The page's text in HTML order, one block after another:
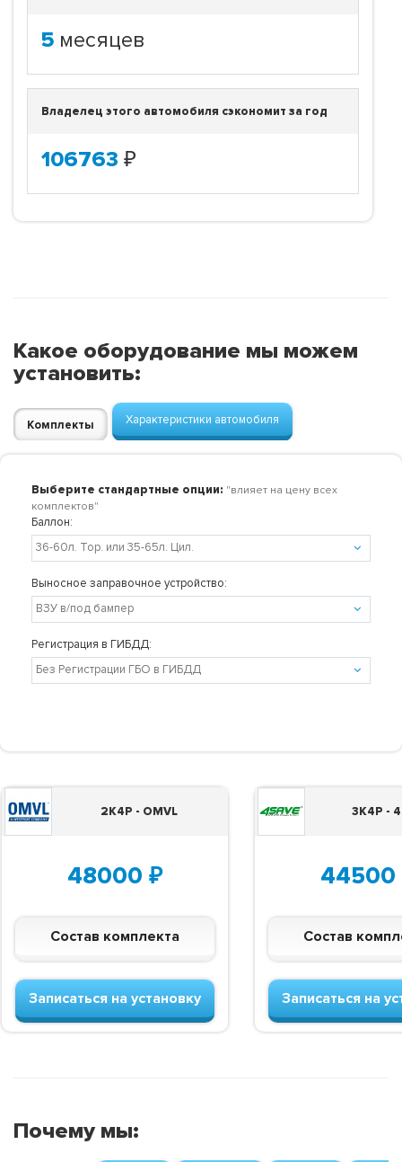
5 месяцев
Владелец этого автомобиля сэкономит за год
106763 ₽
Какое оборудование мы можем
установить:
Комплекты Характеристики автомобиля
Выберите стандартные опции: "влияет на цену всех
комплектов"
Баллон:
Выносное заправочное устройство:
Регистрация в ГИБДД:
2K4P - OMVL
48000 ₽
Состав комплекта
Записаться на установку
3K4P -
44500
Состав
Записаться на
Почему мы: